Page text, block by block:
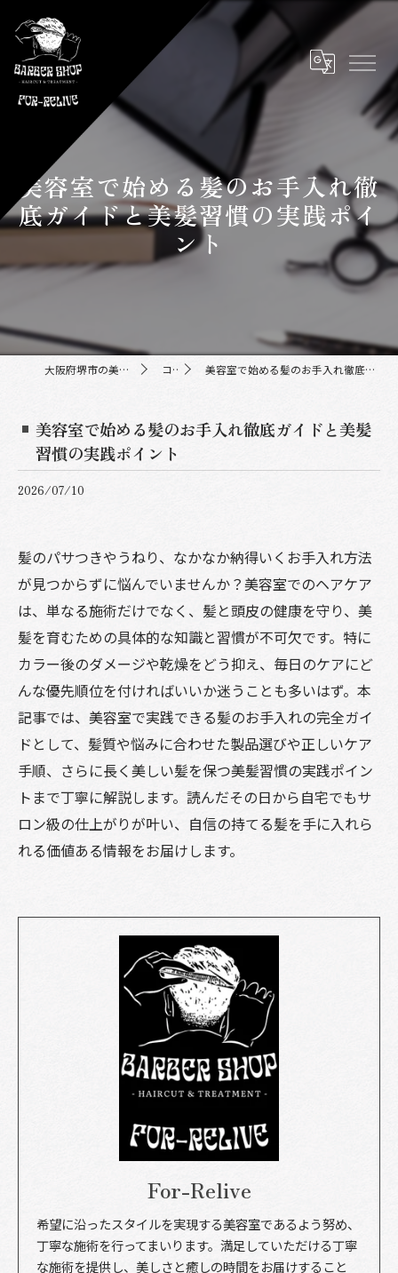
美容室で始める髪のお手入れ徹
底ガイドと美髪習慣の実践ポイ
ント
大阪府堺市の美容室ならFor-Relive コラム 美容室で始める髪のお手入れ徹底ガイドと美髪習慣の実践ポイント
美容室で始める髪のお手入れ徹底ガイドと美髪
習慣の実践ポイント
2026/07/10
髪のパサつきやうねり、なかなか納得いくお手入れ方法
が見つからずに悩んでいませんか？美容室でのヘアケア
は、単なる施術だけでなく、髪と頭皮の健康を守り、美
髪を育むための具体的な知識と習慣が不可欠です。特に
カラー後のダメージや乾燥をどう抑え、毎日のケアにど
んな優先順位を付ければいいか迷うことも多いはず。本
記事では、美容室で実践できる髪のお手入れの完全ガイ
ドとして、髪質や悩みに合わせた製品選びや正しいケア
手順、さらに長く美しい髪を保つ美髪習慣の実践ポイン
トまで丁寧に解説します。読んだその日から自宅でもサ
ロン級の仕上がりが叶い、自信の持てる髪を手に入れら
れる価値ある情報をお届けします。
For-Relive
希望に沿ったスタイルを実現する美容室であるよう努め、
丁寧な施術を行ってまいります。満足していただける丁寧
な施術を提供し、美しさと癒しの時間をお届けすること